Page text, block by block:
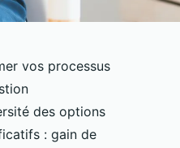
vos processus
des options
: gain de